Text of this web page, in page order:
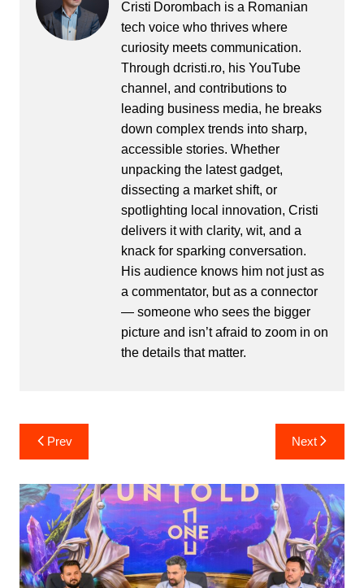
Cristi Dorombach is a Romanian
tech voice who thrives where
curiosity meets communication.
Through dcristi.ro, his YouTube
channel, and contributions to
leading business media, he breaks
down complex trends into sharp,
accessible stories. Whether
unpacking the latest gadget,
dissecting a market shift, or
spotlighting local innovation, Cristi
delivers it with clarity, wit, and a
knack for sparking conversation.
His audience knows him not just as
a commentator, but as a connector
— someone who sees the bigger
picture and isn’t afraid to zoom in on
the details that matter.
Post
navigation
Prev Next